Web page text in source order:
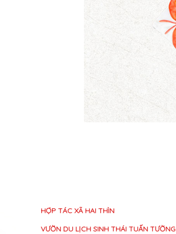
HỢP TÁC XÃ HAI THÌN
VƯỜN DU LỊCH SINH THÁI TUẤN TƯỜNG